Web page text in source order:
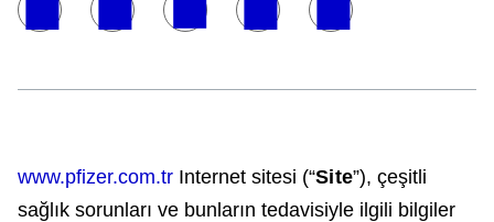
www.pfizer.com.tr Internet sitesi (“Site”), çeşitli
sağlık sorunları ve bunların tedavisiyle ilgili bilgiler